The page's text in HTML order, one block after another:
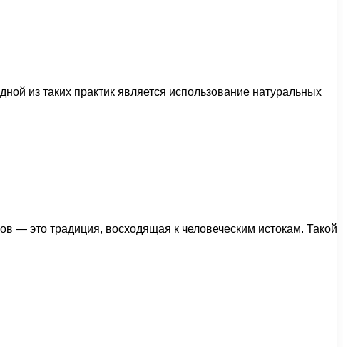
из таких практик является использование натуральных
— это традиция, восходящая к человеческим истокам. Такой